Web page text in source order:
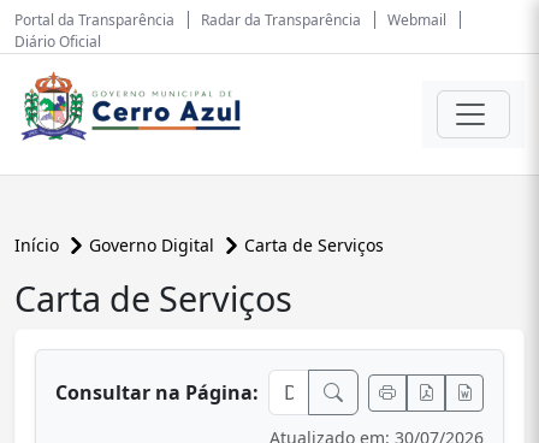
Portal da Transparência Radar da Transparência
Webmail
Diário Oficial
Início Governo Digital Carta de Serviços
conteúdo principal
Carta de Serviços
Consultar na Página:
Atualizado em: 30/07/2026